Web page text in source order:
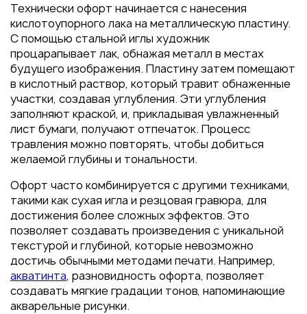
Конверты
Журналы
Полиграфия для выставок
под ключ
Полиграфия к выборам 2026
Технически офорт начинается с нанесения
кислотоупорного лака на металлическую пластину.
С помощью стальной иглы художник
процарапывает лак, обнажая металл в местах
будущего изображения. Пластину затем помещают
в кислотный раствор, который травит обнаженные
участки, создавая углубления. Эти углубления
заполняют краской, и, прикладывая увлажненный
лист бумаги, получают отпечаток. Процесс
травления можно повторять, чтобы добиться
желаемой глубины и тональности.
Офорт часто комбинируется с другими техниками,
такими как сухая игла и резцовая гравюра, для
достижения более сложных эффектов. Это
позволяет создавать произведения с уникальной
текстурой и глубиной, которые невозможно
достичь обычными методами печати. Например,
акватинта, разновидность офорта, позволяет
создавать мягкие градации тонов, напоминающие
акварельные рисунки.